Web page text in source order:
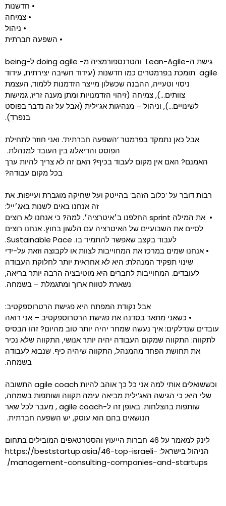
• חדשנות
• צמיחה
• ניהול
• השפעה חברתית
גישת ה-Lean-Agile והטרנספורמציה מ- doing agile ל-being
agile תומכת בפרמטרים כמו חדשנות (עידוד חשיבה יצירתית, עידוד
ניסוי וטעייה, ההבנה שכשלון מייצר הזדמנות ללמוד, העצמת
צוותים…), צמיחה (זיהוי הזדמנויות ומתן מענה זריז, גמישות
לשינויים…), וניהול – מנהיגות אג’ילית (אבל על זה נדבר בפוסט
בנפרד).
אבל כאן נתמקד בפרמטר ‘השפעה חברתית’. ואני חוזר לתחילת
הפוסט והדיאלוג בין העובד למנהלת.
האמנם? האם אין מקום לעבוד בכיף? האם זה לא צריך להיות ערך
בכל מקום עבודה?
רבות דובר על ‘כלוב הזהב’ בהייטק ועל שחיקה מוגברת ועייפות. את
זה אנחנו באים לשנות באג׳ייל:
• את המילה sprint החלפנו ב׳איטרציה׳. למה? כי אנחנו לא רוצים
לסיים את השבועיים של האיטרציה עם הלשון בחוץ. אנחנו רוצים
לעבוד בקצב שאפשר להתמיד בו. Sustainable Pace.
• אנחנו שמים במרכז את המחוייבות לצוות או לקבוצה וזאת על-ידי
שינוי תפקיד המנהלת: היא לא אחראית יותר לחלוקת העבודה
לעובדים. המחוייבות לחברים היא מוטיבציה הרבה יותר בריאה,
נשארת לטווח ארוך ומתגמלת – בשמחה.
אבל נקודת המפתח היא פגישת הרטרוספקטיב:
• כשאני מתאר בסדנה את פגישת הרטרוספקטיב – אני רואה
עובדים שנדלקים: איך נעשה שמחר יהיה יותר טוב מהיום? זהו הבסיס
לתקווה: התקווה שמקום העבודה יהיה יותר אנושי, התקווה שלא נכיר
את תחושת הפחד מהמנהל, התקווה שיהיה כיף. שנבוא לעבודה
בשמחה.
וכששואלים אותי למה אני כל כך אוהב להיות agile coach התשובה
שלי היא: כי הגישה האג’ילית מביאה עימה תקווה ושותפות בשמחה,
שותפות בהצלחות. באופן זה ל-agile coach , מעבר לכל שאר
הנושאים בהם הוא עוסק, יש השפעה חברתית.
לינק למאמר על 46 חברות הייעוץ והסטרטאפים המובילים בתחום
הניהול בישראל: https://beststartup.asia/46-top-israeli-
management-consulting-companies-and-startups/